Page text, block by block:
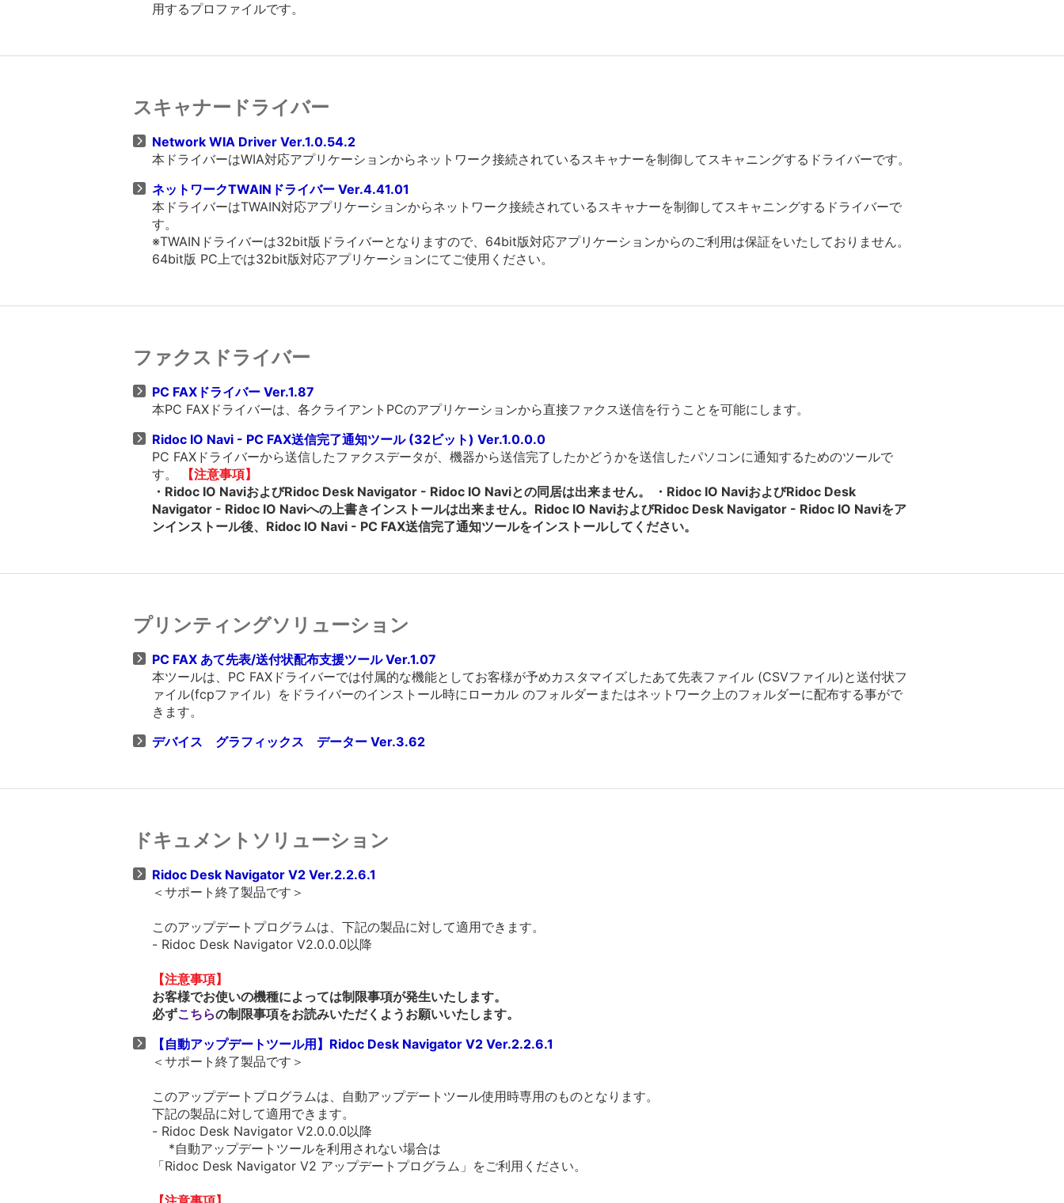
用するプロファイルです。
スキャナードライバー
Network WIA Driver Ver.1.0.54.2
本ドライバーはWIA対応アプリケーションからネットワーク接続されているスキャナーを制御してスキャニングするドライバーです。
ネットワークTWAINドライバー Ver.4.41.01
本ドライバーはTWAIN対応アプリケーションからネットワーク接続されているスキャナーを制御してスキャニングするドライバーで
す。
※TWAINドライバーは32bit版ドライバーとなりますので、64bit版対応アプリケーションからのご利用は保証をいたしておりません。
64bit版 PC上では32bit版対応アプリケーションにてご使用ください。
ファクスドライバー
PC FAXドライバー Ver.1.87
本PC FAXドライバーは、各クライアントPCのアプリケーションから直接ファクス送信を行うことを可能にします。
Ridoc IO Navi - PC FAX送信完了通知ツール (32ビット) Ver.1.0.0.0
PC FAXドライバーから送信したファクスデータが、機器から送信完了したかどうかを送信したパソコンに通知するためのツールで
す。
【注意事項】
・Ridoc IO NaviおよびRidoc Desk Navigator - Ridoc IO Naviとの同居は出来ません。 ・Ridoc IO NaviおよびRidoc Desk
Navigator - Ridoc IO Naviへの上書きインストールは出来ません。Ridoc IO NaviおよびRidoc Desk Navigator - Ridoc IO Naviをア
ンインストール後、Ridoc IO Navi - PC FAX送信完了通知ツールをインストールしてください。
プリンティングソリューション
PC FAX あて先表/送付状配布支援ツール Ver.1.07
本ツールは、PC FAXドライバーでは付属的な機能としてお客様が予めカスタマイズしたあて先表ファイル (CSVファイル)と送付状フ
ァイル(fcpファイル）をドライバーのインストール時にローカル のフォルダーまたはネットワーク上のフォルダーに配布する事がで
きます。
デバイス グラフィックス データー Ver.3.62
ドキュメントソリューション
Ridoc Desk Navigator V2 Ver.2.2.6.1
＜サポート終了製品です＞
このアップデートプログラムは、下記の製品に対して適用できます。
- Ridoc Desk Navigator V2.0.0.0以降
【注意事項】
お客様でお使いの機種によっては制限事項が発生いたします。
必ずこちらの制限事項をお読みいただくようお願いいたします。
【自動アップデートツール用】Ridoc Desk Navigator V2 Ver.2.2.6.1
＜サポート終了製品です＞
このアップデートプログラムは、自動アップデートツール使用時専用のものとなります。
下記の製品に対して適用できます。
- Ridoc Desk Navigator V2.0.0.0以降
*自動アップデートツールを利用されない場合は
「Ridoc Desk Navigator V2 アップデートプログラム」をご利用ください。